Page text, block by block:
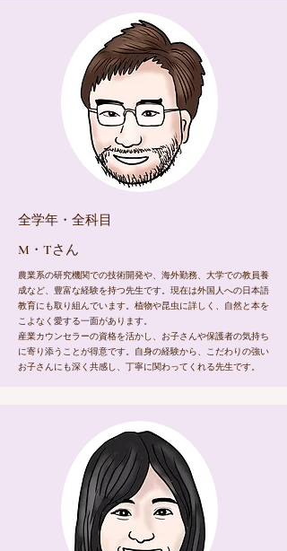
​全学年・全科目
​M・Tさん
農業系の研究機関での技術開発や、海外勤務、大学での教員養
成など、豊富な経験を持つ先生です。現在は外国人への日本語
教育にも取り組んでいます。植物や昆虫に詳しく、自然と本を
こよなく愛する一面があります。
産業カウンセラーの資格を活かし、お子さんや保護者の気持ち
に寄り添うことが得意です。自身の経験から、こだわりの強い
お子さんにも深く共感し、丁寧に関わってくれる先生です。